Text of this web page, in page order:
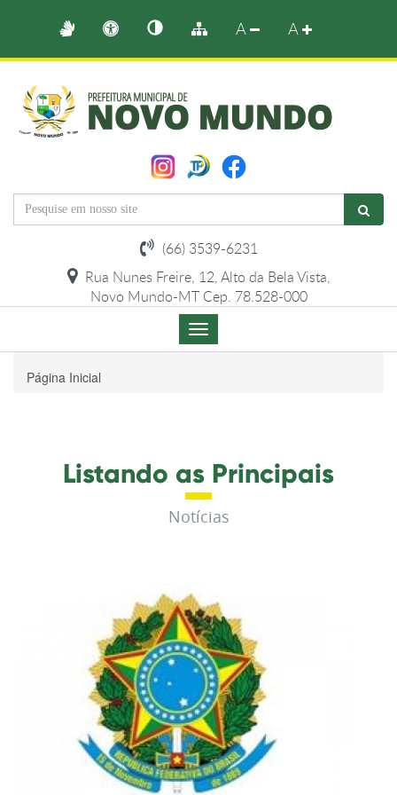
A A
(66) 3539-6231
Rua Nunes Freire, 12, Alto da Bela Vista,
Novo Mundo-MT Cep. 78.528-000
Menu
de
Página Inicial
Listando as Principais
Notícias